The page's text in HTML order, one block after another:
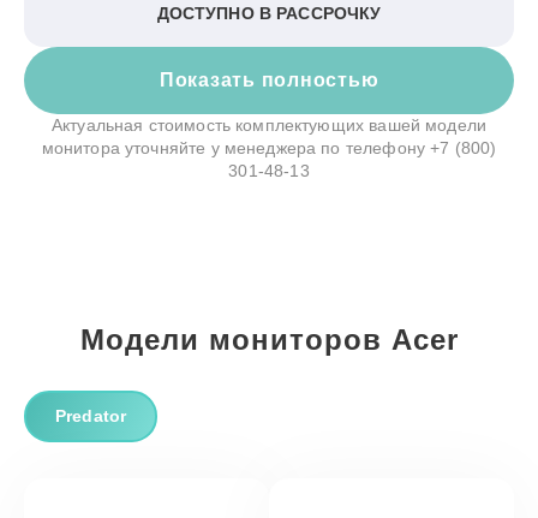
Показать полностью
ДОСТУПНО В РАССРОЧКУ
Актуальная стоимость комплектующих вашей модели
монитора уточняйте у менеджера по телефону+7 (800)
301-48-13
Модели мониторов Acer
Predator